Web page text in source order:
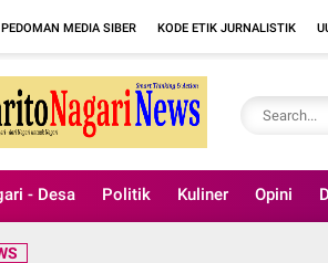
PEDOMAN MEDIA SIBER KODE ETIK JURNALISTIK
- Desa Politik Kuliner Opini